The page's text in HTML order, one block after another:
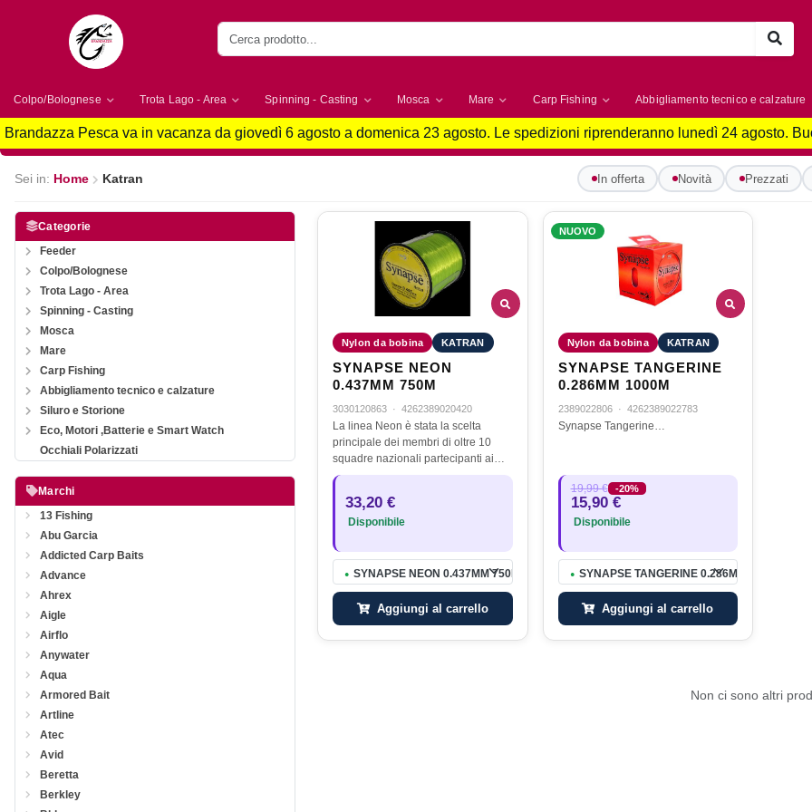
Colpo/Bolognese Trota Lago - Area Spinning - Casting Mosca Mare Carp Fishing Abbigliamento tecnico e calzature
Brandazza Pesca va in vacanza da giovedì 6 agosto a domenica 23 agosto. Le spedizioni riprenderanno lunedì 24 agosto.
Sei in: Home Katran In offerta Novità Prezzati
Categorie
Feeder
Colpo/Bolognese
Trota Lago - Area
Spinning - Casting
Mosca
Mare
Carp Fishing
Abbigliamento tecnico e calzature
Siluro e Storione
Eco, Motori ,Batterie e Smart Watch
Occhiali Polarizzati
Marchi
13 Fishing
Abu Garcia
Addicted Carp Baits
Advance
Ahrex
Aigle
Airflo
Anywater
Aqua
Armored Bait
Artline
Atec
Avid
Beretta
Berkley
Nylon da bobina KATRAN
SYNAPSE NEON
0.437MM 750M
3030120863 · 4262389020420
La linea Neon è stata la scelta
principale dei membri di oltre 10
squadre nazionali partecipanti ai
Campionati Mondiali di Pesca alla
Croazia, la Synapse Neon è…
33,20 €
Disponibile
● SYNAPSE NEON 0.437MM 750M
Aggiungi al carrello
NUOVO
Nylon da bobina KATRAN
SYNAPSE TANGERINE
0.286MM 1000M
2389022806 · 4262389022783
Synapse Tangerine…
19,99 € -20%
15,90 €
Disponibile
● SYNAPSE TANGERINE 0.286MM 1000M
Aggiungi al carrello
Non ci sono altri